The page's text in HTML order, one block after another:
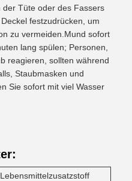
Tüte oder des Fassers
festzudrücken, um
zu vermeiden.Mund sofort
lang spülen; Personen,
reagieren, sollten während
Staubmasken und
Sie sofort mit viel Wasser